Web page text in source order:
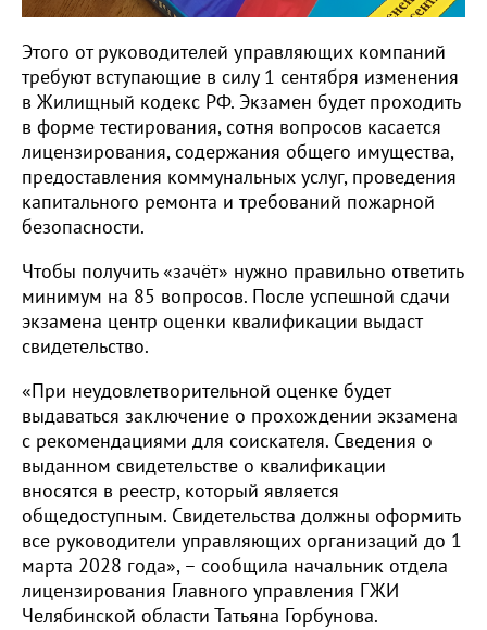
Этого от руководителей управляющих компаний
требуют вступающие в силу 1 сентября изменения
в Жилищный кодекс РФ. Экзамен будет проходить
в форме тестирования, сотня вопросов касается
лицензирования, содержания общего имущества,
предоставления коммунальных услуг, проведения
капитального ремонта и требований пожарной
безопасности.
Чтобы получить «зачёт» нужно правильно ответить
минимум на 85 вопросов. После успешной сдачи
экзамена центр оценки квалификации выдаст
свидетельство.
«При неудовлетворительной оценке будет
выдаваться заключение о прохождении экзамена
с рекомендациями для соискателя. Сведения о
выданном свидетельстве о квалификации
вносятся в реестр, который является
общедоступным. Свидетельства должны оформить
все руководители управляющих организаций до 1
марта 2028 года», – сообщила начальник отдела
лицензирования Главного управления ГЖИ
Челябинской области Татьяна Горбунова.